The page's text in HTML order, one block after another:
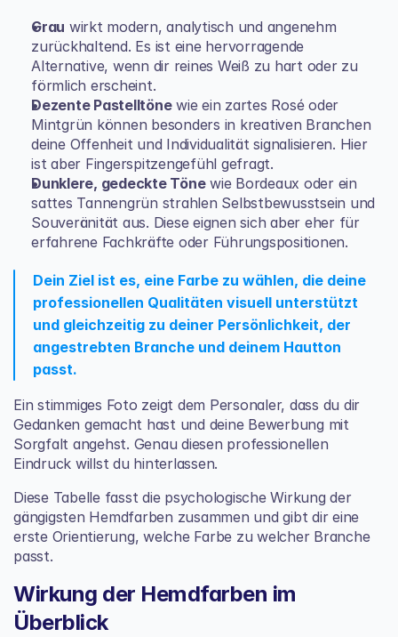
Grau wirkt modern, analytisch und angenehm
zurückhaltend. Es ist eine hervorragende
Alternative, wenn dir reines Weiß zu hart oder zu
förmlich erscheint.
Dezente Pastelltöne wie ein zartes Rosé oder
Mintgrün können besonders in kreativen Branchen
deine Offenheit und Individualität signalisieren. Hier
ist aber Fingerspitzengefühl gefragt.
Dunklere, gedeckte Töne wie Bordeaux oder ein
sattes Tannengrün strahlen Selbstbewusstsein und
Souveränität aus. Diese eignen sich aber eher für
erfahrene Fachkräfte oder Führungspositionen.
Dein Ziel ist es, eine Farbe zu wählen, die deine
professionellen Qualitäten visuell unterstützt
und gleichzeitig zu deiner Persönlichkeit, der
angestrebten Branche und deinem Hautton
passt.
Ein stimmiges Foto zeigt dem Personaler, dass du dir
Gedanken gemacht hast und deine Bewerbung mit
Sorgfalt angehst. Genau diesen professionellen
Eindruck willst du hinterlassen.
Diese Tabelle fasst die psychologische Wirkung der
gängigsten Hemdfarben zusammen und gibt dir eine
erste Orientierung, welche Farbe zu welcher Branche
passt.
Wirkung der Hemdfarben im
Überblick